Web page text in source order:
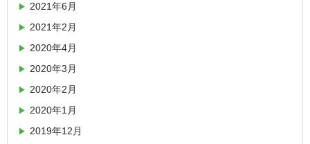
2021年6月
2021年2月
2020年4月
2020年3月
2020年2月
2020年1月
2019年12月